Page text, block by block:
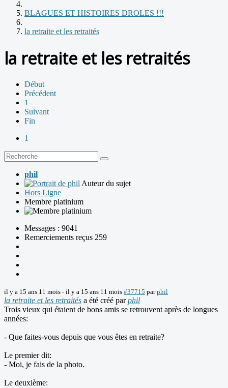
BLAGUES ET HISTOIRES DROLES !!!
la retraite et les retraités
la retraite et les retraités
Début
Précédent
1
Suivant
Fin
1
phil
Auteur du sujet
Hors Ligne
Membre platinium
Messages : 9041
Remerciements reçus 259
il y a 15 ans 11 mois - il y a 15 ans 11 mois #37715 parphil
la retraite et les retraités a été créé parphil
Trois vieux qui étaient de bons amis se retrouvent après de longues
années:
- Que faites-vous depuis que vous êtes en retraite?
Le premier dit:
- Moi, je fais de la photo.
Le deuxième: